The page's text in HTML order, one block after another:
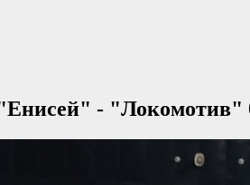
- "Локомотив"